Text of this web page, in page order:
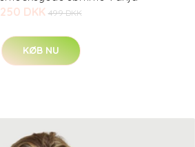
250 DKK 499 DKK
KØB NU